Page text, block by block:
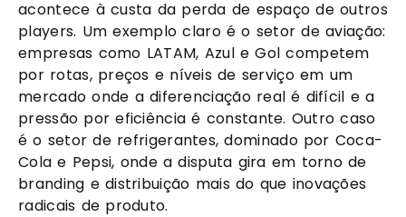
acontece à custa da perda de espaço de outros
players. Um exemplo claro é o setor de aviação:
empresas como LATAM, Azul e Gol competem
por rotas, preços e níveis de serviço em um
mercado onde a diferenciação real é difícil e a
pressão por eficiência é constante. Outro caso
é o setor de refrigerantes, dominado por Coca-
Cola e Pepsi, onde a disputa gira em torno de
branding e distribuição mais do que inovações
radicais de produto.